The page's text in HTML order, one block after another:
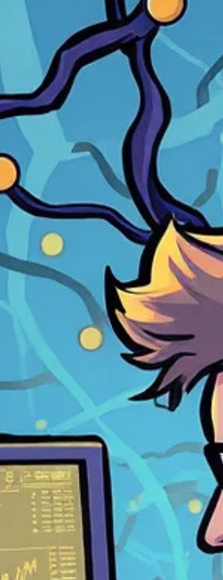
uma rede de capacitação permanente. As
atividades do Grupo terão